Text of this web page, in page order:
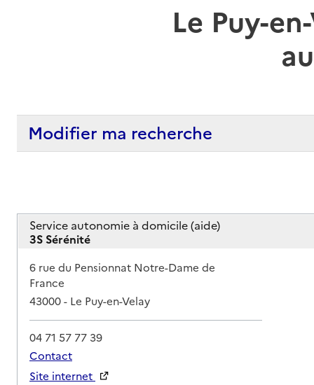
Le Puy-
Modifier ma recherche
Service autonomie à domicile (aide)
3S Sérénité
Adresse
6 rue du Pensionnat Notre-Dame de
France
43000- Le Puy-en-Velay
04 71 57 77 39
Contact
Site internet